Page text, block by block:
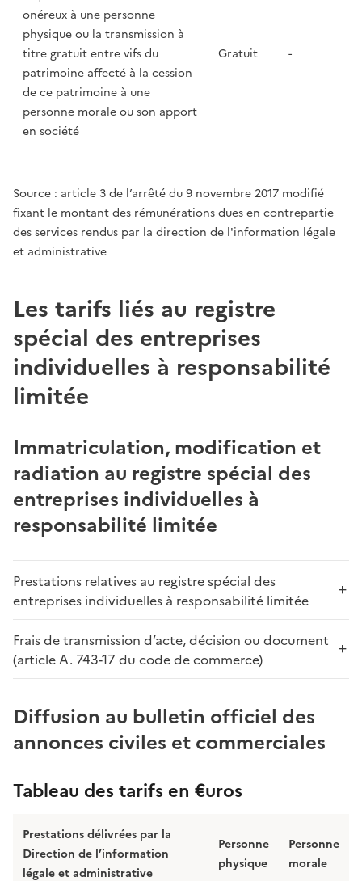
onéreux à une personne
physique ou la transmission à
titre gratuit entre vifs du
patrimoine affecté à la cession
de ce patrimoine à une
personne morale ou son apport
en société
Gratuit -
Source : article 3 de l’arrêté du 9 novembre 2017 modifié
fixant le montant des rémunérations dues en contrepartie
des services rendus par la direction de l'information légale
et administrative
Les tarifs liés au registre
spécial des entreprises
individuelles à responsabilité
limitée
Immatriculation, modification et
radiation au registre spécial des
entreprises individuelles à
responsabilité limitée
Prestations relatives au registre spécial des
entreprises individuelles à responsabilité limitée
Frais de transmission d’acte, décision ou document
(article A. 743-17 du code de commerce)
Diffusion au bulletin officiel des
annonces civiles et commerciales
Tableau des tarifs en €uros
Prestations délivrées par la
Direction de l’information
légale et administrative
Personne
physique
Personne
morale